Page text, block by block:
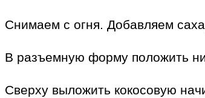
Снимаем с огня. Добавляем
В разъемную форму положить
Сверху выложить кокосовую